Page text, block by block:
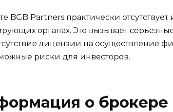
BGB Partners практически
органах. Это вызывает
лицензии на
риски для инвесторов.
о